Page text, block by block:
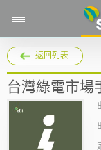
返回列表
台灣綠電市場